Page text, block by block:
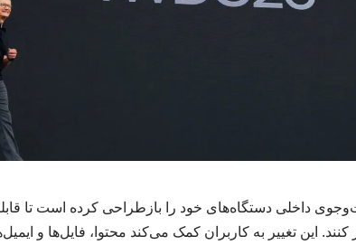
این تغییر به کاربران کمک می‌کند محتوا، فایل‌ها و